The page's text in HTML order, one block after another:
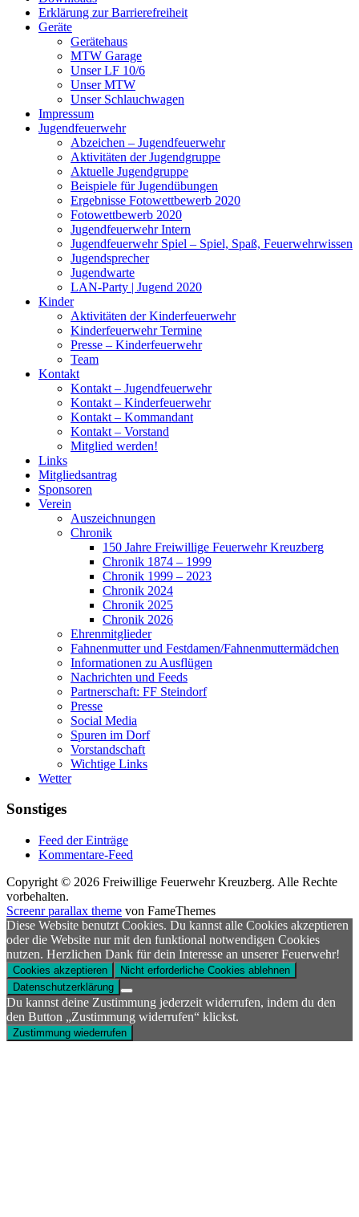
Erklärung zur Barriere­frei­heit
Geräte
Gerätehaus
MTW Garage
Unser LF 10/6
Unser MTW
Unser Schlauchwagen
Impressum
Jugendfeuerwehr
Abzeichen – Jugendfeuerwehr
Aktivitäten der Jugendgruppe
Aktuelle Jugendgruppe
Beispiele für Jugendübungen
Ergebnisse Fotowettbewerb 2020
Fotowettbewerb 2020
Jugendfeuerwehr Intern
Jugendfeuerwehr Spiel – Spiel, Spaß, Feuerwehrwissen
Jugendsprecher
Jugendwarte
LAN-Party | Jugend 2020
Kinder
Aktivitäten der Kinderfeuerwehr
Kinderfeuerwehr Termine
Presse – Kinderfeuerwehr
Team
Kontakt
Kontakt – Jugendfeuerwehr
Kontakt – Kinderfeuerwehr
Kontakt – Kommandant
Kontakt – Vorstand
Mitglied werden!
Links
Mitgliedsantrag
Sponsoren
Verein
Auszeichnungen
Chronik
150 Jahre Freiwillige Feuerwehr Kreuzberg
Chronik 1874 – 1999
Chronik 1999 – 2023
Chronik 2024
Chronik 2025
Chronik 2026
Ehrenmitglieder
Fahnenmutter und Festdamen/Fahnenmuttermädchen
Informationen zu Ausflügen
Nachrichten und Feeds
Partnerschaft: FF Steindorf
Presse
Social Media
Spuren im Dorf
Vorstandschaft
Wichtige Links
Wetter
Sonstiges
Feed der Einträge
Kommentare-Feed
Copyright © 2026 Freiwillige Feuerwehr Kreuzberg. Alle Rechte
vorbehalten.
Screenr parallax theme von FameThemes
Diese Website benutzt Cookies. Du kannst alle Cookies akzeptieren
oder die Website nur mit den funktional notwendigen Cookies
nutzen. Herzlichen Dank für dein Interesse an unserer Feuerwehr!
Cookies akzeptieren
Nicht erforderliche Cookies ablehnen
Datenschutzerklärung
Du kannst deine Zustimmung jederzeit widerrufen, indem du den
den Button „Zustimmung widerrufen“ klickst.
Zustimmung wiederrufen